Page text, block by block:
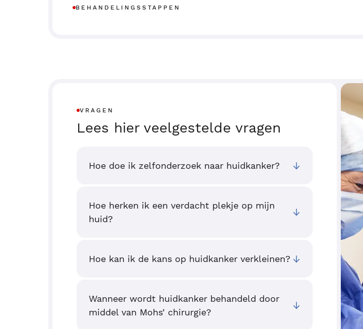
BEHANDELINGSSTAPPEN
VRAGEN
Lees hier veelgestelde vragen
Hoe doe ik zelfonderzoek naar huidkanker?
Hoe herken ik een verdacht plekje op mijn
huid?
Hoe kan ik de kans op huidkanker verkleinen?
Wanneer wordt huidkanker behandeld door
middel van Mohs’ chirurgie?